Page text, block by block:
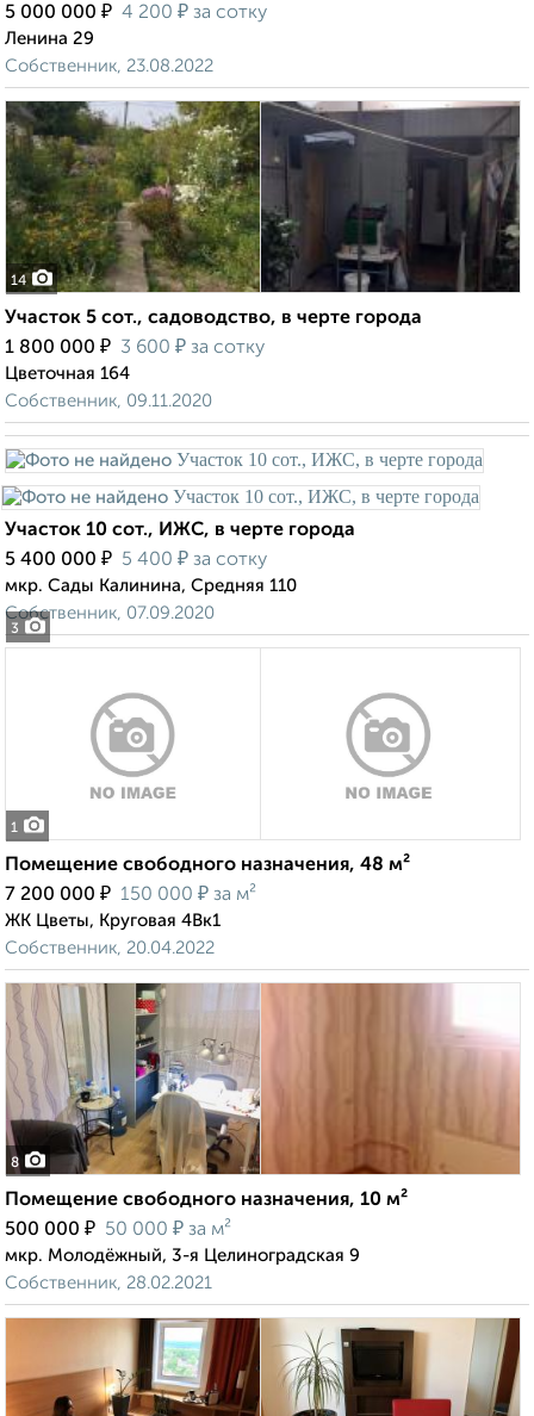
5 000 000 ₽ 4 200 ₽ за сотку
Ленина 29
Собственник, 23.08.2022
14
Участок 5 сот., садоводство, в черте города
1 800 000 ₽ 3 600 ₽ за сотку
Цветочная 164
Собственник, 09.11.2020
3
Участок 10 сот., ИЖС, в черте города
5 400 000 ₽ 5 400 ₽ за сотку
мкр. Сады Калинина, Средняя 110
Собственник, 07.09.2020
1
Помещение свободного назначения, 48 м²
7 200 000 ₽ 150 000 ₽ за м²
ЖК Цветы, Круговая 4Вк1
Собственник, 20.04.2022
8
Помещение свободного назначения, 10 м²
500 000 ₽ 50 000 ₽ за м²
мкр. Молодёжный, 3-я Целиноградская 9
Собственник, 28.02.2021